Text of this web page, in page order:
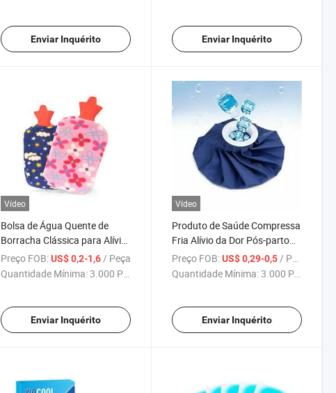
Enviar Inquérito Enviar Inquérito
Vídeo
Bolsa de Água Quente de
Borracha Clássica para Alívio
da Dor, Bolsa de Água Quente
de Borracha Premium e Macia
Preço FOB: US$ 0,2-1,6/ Peça
Quantidade Mínima:3.000 Peças
Enviar Inquérito
Vídeo
Produto de Saúde Compressa
Fria Alívio da Dor Pós-parto
Após Esportes para Homens
Mulheres Uso de Verão
Preço FOB: US$ 0,29-0,5/ Peça
Quantidade Mínima:3.000 Peças
Enviar Inquérito